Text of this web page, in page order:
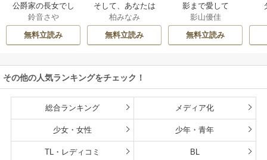
公爵家の長女でし
た
鈴音さや
無料立読み
そして、あなたは
私を捨てる
柏みなみ
無料立読み
影まで愛して
影山優佳
無料立読み
その他の人気ランキングをチェック！
総合ランキング メディア化
少女・女性 少年・青年
TL・レディコミ BL